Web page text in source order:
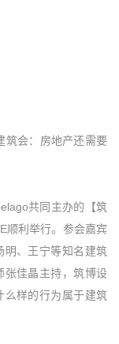
筑会：房地产还需要
共同主办的【筑
顺利举行。参会嘉宾
明、王宁等知名建筑
张佳晶主持，筑博设
么样的行为属于建筑